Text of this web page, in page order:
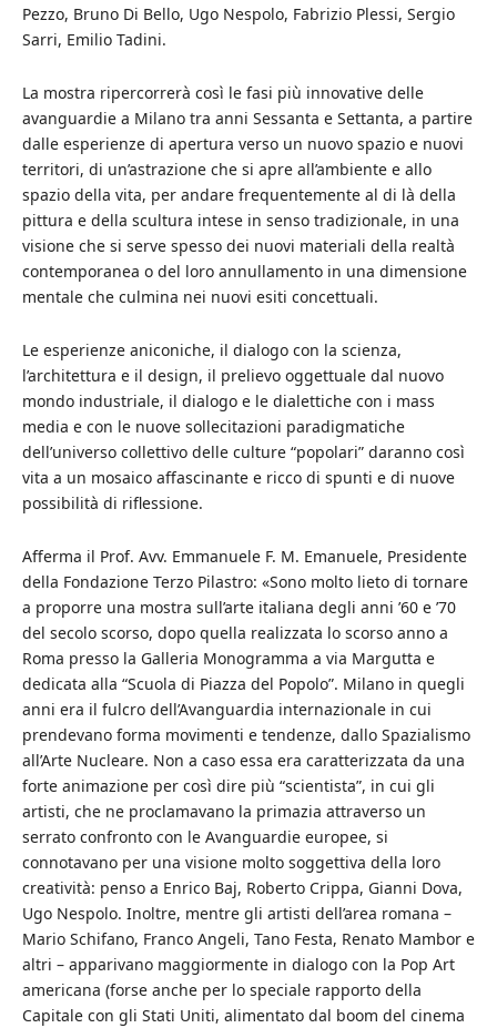
Pezzo, Bruno Di Bello, Ugo Nespolo, Fabrizio Plessi, Sergio
Sarri, Emilio Tadini.
La mostra ripercorrerà così le fasi più innovative delle
avanguardie a Milano tra anni Sessanta e Settanta, a partire
dalle esperienze di apertura verso un nuovo spazio e nuovi
territori, di un’astrazione che si apre all’ambiente e allo
spazio della vita, per andare frequentemente al di là della
pittura e della scultura intese in senso tradizionale, in una
visione che si serve spesso dei nuovi materiali della realtà
contemporanea o del loro annullamento in una dimensione
mentale che culmina nei nuovi esiti concettuali.
Le esperienze aniconiche, il dialogo con la scienza,
l’architettura e il design, il prelievo oggettuale dal nuovo
mondo industriale, il dialogo e le dialettiche con i mass
media e con le nuove sollecitazioni paradigmatiche
dell’universo collettivo delle culture “popolari” daranno così
vita a un mosaico affascinante e ricco di spunti e di nuove
possibilità di riflessione.
Afferma il Prof. Avv. Emmanuele F. M. Emanuele, Presidente
della Fondazione Terzo Pilastro: «Sono molto lieto di tornare
a proporre una mostra sull’arte italiana degli anni ’60 e ’70
del secolo scorso, dopo quella realizzata lo scorso anno a
Roma presso la Galleria Monogramma a via Margutta e
dedicata alla “Scuola di Piazza del Popolo”. Milano in quegli
anni era il fulcro dell’Avanguardia internazionale in cui
prendevano forma movimenti e tendenze, dallo Spazialismo
all’Arte Nucleare. Non a caso essa era caratterizzata da una
forte animazione per così dire più “scientista”, in cui gli
artisti, che ne proclamavano la primazia attraverso un
serrato confronto con le Avanguardie europee, si
connotavano per una visione molto soggettiva della loro
creatività: penso a Enrico Baj, Roberto Crippa, Gianni Dova,
Ugo Nespolo. Inoltre, mentre gli artisti dell’area romana –
Mario Schifano, Franco Angeli, Tano Festa, Renato Mambor e
altri – apparivano maggiormente in dialogo con la Pop Art
americana (forse anche per lo speciale rapporto della
Capitale con gli Stati Uniti, alimentato dal boom del cinema